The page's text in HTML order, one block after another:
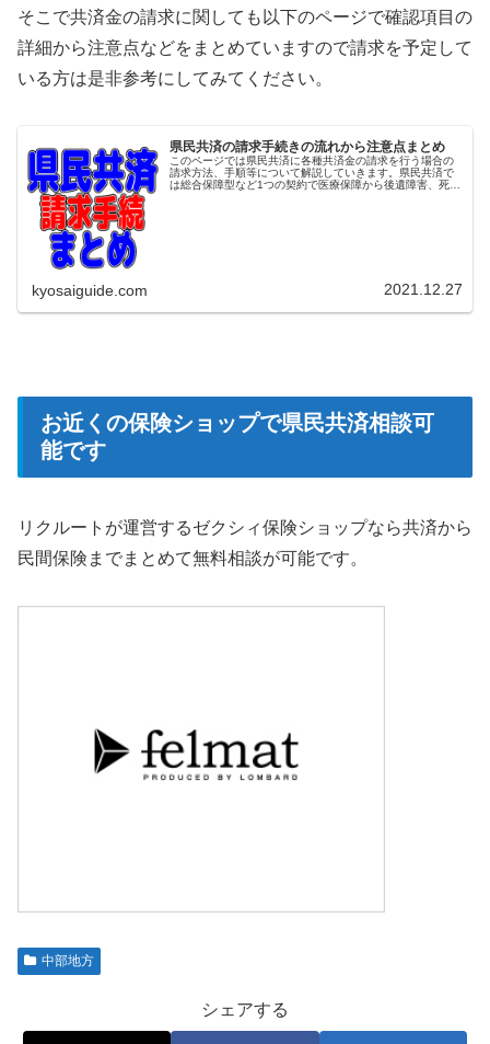
そこで共済金の請求に関しても以下のページで確認項目の
詳細から注意点などをまとめていますので請求を予定して
いる方は是非参考にしてみてください。
県民共済の請求手続きの流れから注意点まとめ
このページでは県民共済に各種共済金の請求を行う場合の
請求方法、手順等について解説していきます。県民共済で
は総合保障型など1つの契約で医療保障から後遺障害、死亡
kyosaiguide.com 2021.12.27
お近くの保険ショップで県民共済相談可
能です
リクルートが運営するゼクシィ保険ショップなら共済から
民間保険までまとめて無料相談が可能です。
中部地方
シェアする